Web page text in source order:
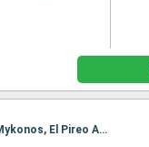
Itinerario : El Pireo Atenas, Monemvasia, Heraklion, Rodas, Bodrum, Patmos, Mykonos, El Pireo Atenas